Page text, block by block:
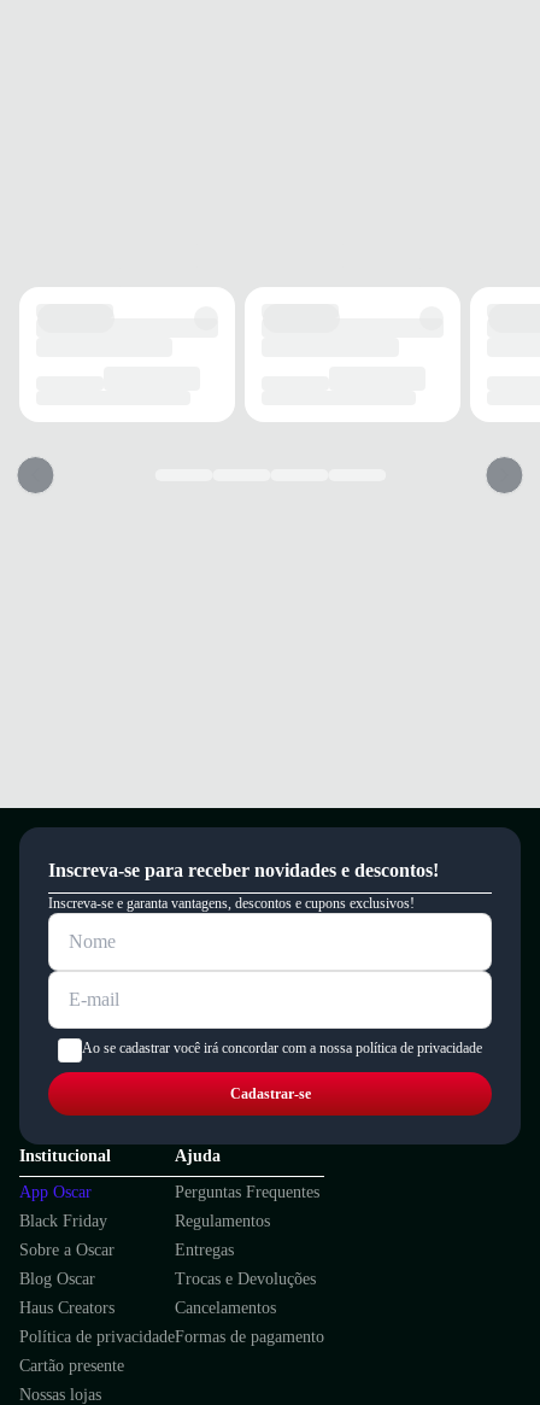
Inscreva-se para receber novidades e descontos!
Inscreva-se e garanta vantagens, descontos e cupons exclusivos!
Ao se cadastrar você irá concordar com a nossa política de privacidade
Cadastrar-se
Institucional
App Oscar
Black Friday
Sobre a Oscar
Blog Oscar
Haus Creators
Política de privacidade
Cartão presente
Nossas lojas
Ajuda
Perguntas Frequentes
Regulamentos
Entregas
Trocas e Devoluções
Cancelamentos
Formas de pagamento